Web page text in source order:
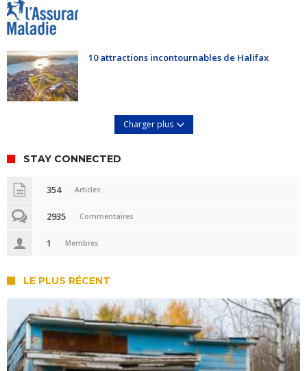
10 attractions incontournables de Halifax
Charger plus
STAY CONNECTED
354 Articles
2935 Commentaires
1 Membres
LE PLUS RÉCENT